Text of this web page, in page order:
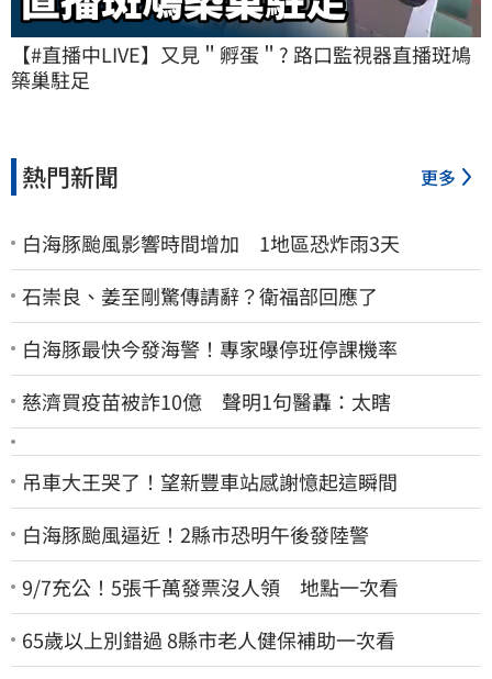
【#直播中LIVE】又見＂孵蛋＂? 路口監視器直播斑鳩
築巢駐足
熱門新聞 更多
白海豚颱風影響時間增加 1地區恐炸雨3天
石崇良、姜至剛驚傳請辭？衛福部回應了
白海豚最快今發海警！專家曝停班停課機率
慈濟買疫苗被詐10億 聲明1句醫轟：太瞎
吊車大王哭了！望新豐車站感謝憶起這瞬間
白海豚颱風逼近！2縣市恐明午後發陸警
9/7充公！5張千萬發票沒人領 地點一次看
65歲以上別錯過 8縣市老人健保補助一次看